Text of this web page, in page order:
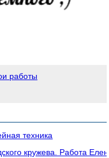
работы
техника
кружева. Работа